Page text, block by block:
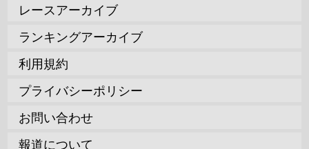
レースアーカイブ
ランキングアーカイブ
利用規約
プライバシーポリシー
お問い合わせ
報道について